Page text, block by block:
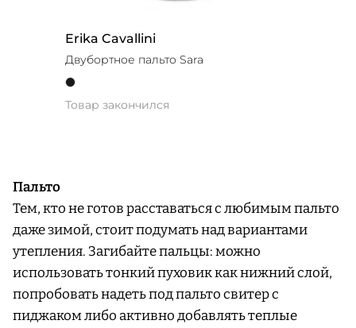
Erika Cavallini
Двубортное пальто Sara
Товар закончился
Пальто
Тем, кто не готов расставаться с любимым пальто
даже зимой, стоит подумать над вариантами
утепления. Загибайте пальцы: можно
использовать тонкий пуховик как нижний слой,
попробовать надеть под пальто свитер с
пиджаком либо активно добавлять теплые